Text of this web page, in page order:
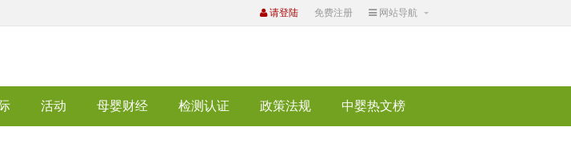
请登陆 免费注册 网站导航
活动 母婴财经 检测认证 政策法规 中婴热文榜